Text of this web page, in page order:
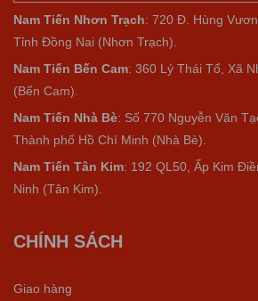
Nam Tiến Nhơn Trạch: 720 Đ. Hùng
Tỉnh Đồng Nai (Nhơn Trạch).
Nam Tiến Bến Cam: 360 Lý Thái Tổ, Xã
(Bến Cam).
Nam Tiến Nhà Bè: Số 770 Nguyễn Văn
Thành phố Hồ Chí Minh (Nhà Bè).
Nam Tiến Tân Kim: 192 QL50, Ấp Kim
Ninh (Tân Kim).
CHÍNH SÁCH
Giao hàng